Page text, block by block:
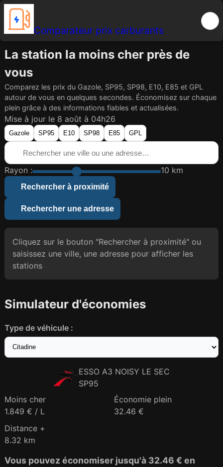
Comparateur prix carburants
La station la moins cher près de
vous
Comparez les prix du Gazole, SP95, SP98, E10, E85 et GPL
autour de vous en quelques secondes. Économisez sur chaque
plein grâce à des informations fiables et actualisées.
Mise à jour le 8 août à 04h26
Gazole SP95 E10 SP98 E85 GPL
Rayon : 10 km
Rechercher à proximité
Rechercher une adresse
Cliquez sur le bouton "Rechercher à proximité" ou
saisissez une ville, une adresse pour afficher les
stations
Simulateur d'économies
Type de véhicule :
ESSO A3 NOISY LE SEC
SP95
Moins cher
1.849 € / L
Économie plein
32.46 €
Distance +
8.32 km
Vous pouvez économiser jusqu'à 32.46 € en